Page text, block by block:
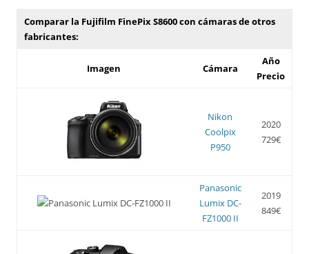
Comparar la Fujifilm FinePix S8600 con cámaras de otros
fabricantes:
Imagen Cámara
Año
Precio
Nikon
Coolpix
P950
2020
729€
Panasonic
Lumix DC-
FZ1000 II
2019
849€